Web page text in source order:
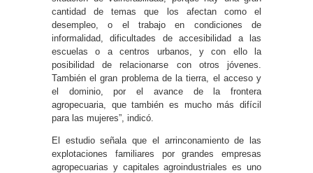
cantidad de temas que los afectan como el
desempleo, o el trabajo en condiciones de
informalidad, dificultades de accesibilidad a las
escuelas o a centros urbanos, y con ello la
posibilidad de relacionarse con otros jóvenes.
También el gran problema de la tierra, el acceso y
el dominio, por el avance de la frontera
agropecuaria, que también es mucho más difícil
para las mujeres”, indicó.
El estudio señala que el arrinconamiento de las
explotaciones familiares por grandes empresas
agropecuarias y capitales agroindustriales es uno